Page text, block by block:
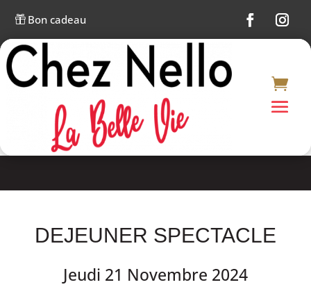
Bon cadeau
DEJEUNER SPECTACLE
Jeudi 21 Novembre 2024